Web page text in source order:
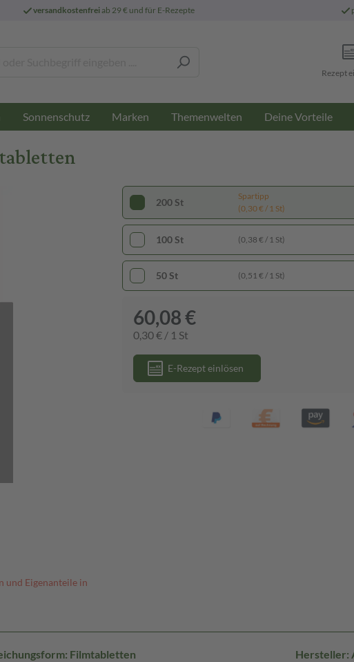
versandkostenfreiab 29 € und für E-Rezepte
Rezept
Sonnenschutz Marken Themenwelten Deine Vorteile
und Eigenanteile in
200 St
Spartipp
(0,30 € / 1 St)
100 St (0,38 € / 1 St)
50 St (0,51 € / 1 St)
60,08 €
0,30 € / 1 St
E-Rezept einlösen
Filmtabletten Hersteller: